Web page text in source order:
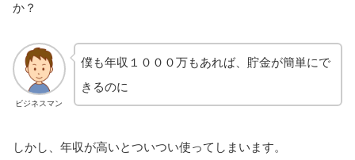
か？
ビジネスマン
僕も年収１０００万もあれば、貯金が簡単にで
きるのに
しかし、年収が高いとついつい使ってしまいます。